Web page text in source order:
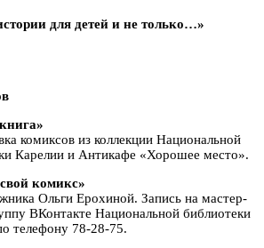
для детей и не только…»
комиксов из коллекции Национальной
Карелии и Антикафе «Хорошее место».
комикс»
Ольги Ерохиной. Запись на мастер-
ВКонтакте Национальной библиотеки
телефону 78-28-75.